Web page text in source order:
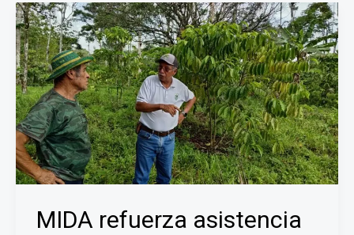
importación
de
786
mil
quintales
de
arroz
por
desabastecimiento
MIDA refuerza asistencia